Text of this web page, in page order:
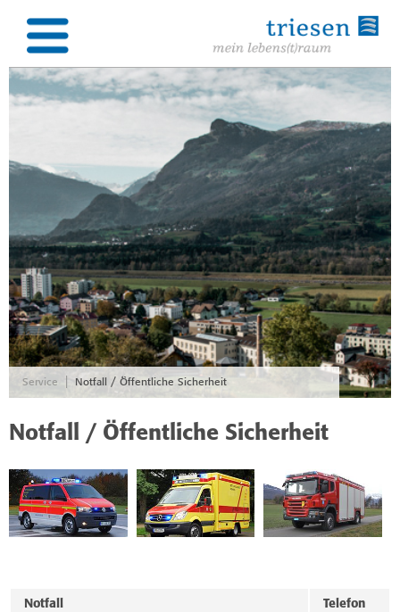
Service Notfall / Öffentliche Sicherheit
Notfall / Öffentliche Sicherheit
Notfall Telefon